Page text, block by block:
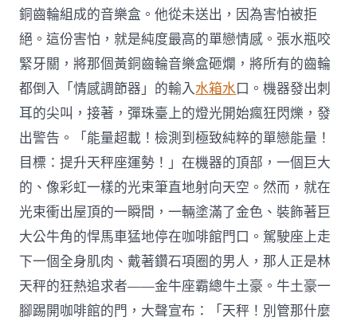
銅齒輪組成的音樂盒。他從未送出，因為害怕被拒
絕。這份害怕，就是純度最高的單戀情感。張水瓶咬
緊牙關，將那個黃銅齒輪音樂盒砸爛，將所有的齒輪
都倒入「情感調節器」的輸入水箱水口。機器發出刺
耳的尖叫，接著，彈珠臺上的燈光開始瘋狂閃爍，發
出警告。「能量超載！檢測到極致純粹的單戀能量！
目標：提升天秤座運勢！」在機器的頂部，一個巨大
的、像彩虹一樣的光束筆直地射向天空。然而，就在
光束衝出屋頂的一瞬間，一輛塗滿了金色、裝飾著巨
大公牛角的悍馬車猛地停在咖啡館門口。駕駛座上走
下一個全身肌肉、戴著鑽石項圈的男人，那人正是林
天秤的狂熱追求者——金牛座霸總牛土豪。牛土豪一
腳踢開咖啡館的門，大聲宣布：「天秤！別管那什麼